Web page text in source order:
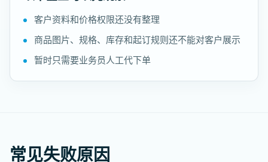
客户资料和价格权限还没有整理
商品图片、规格、库存和起订规则还不能对客户展示
暂时只需要业务员人工代下单
常见失败原因